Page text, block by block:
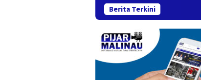
Berita TerkiniMengenal